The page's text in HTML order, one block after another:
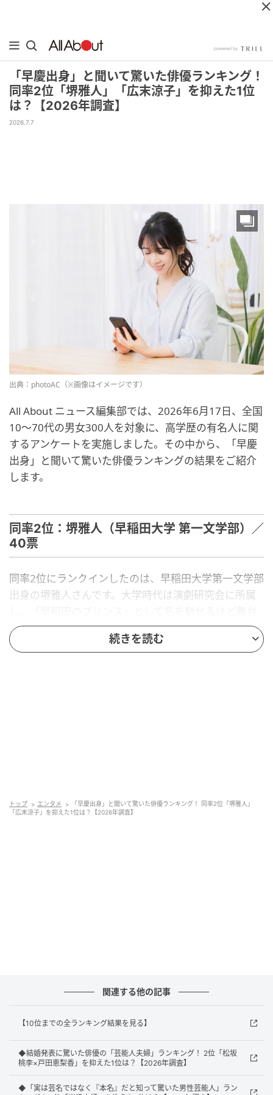
「早慶出身」と聞いて驚いた俳優ランキング！
同率2位「堺雅人」「広末涼子」を抑えた1位
は？【2026年調査】
2026.7.7
出典：photoAC（※画像はイメージです）
All About ニュース編集部では、2026年6月17日、全国
10～70代の男女300人を対象に、高学歴の有名人に関
するアンケートを実施しました。その中から、「早慶
出身」と聞いて驚いた俳優ランキングの結果をご紹介
します。
同率2位：堺雅人（早稲田大学 第一文学部）／
40票
同率2位にランクインしたのは、早稲田大学第一文学部
出身の堺雅人さんです。大学時代は演劇研究会に所属
に熱中していました。豊かな表現力と圧倒的なセリフ
回しで知られ、重厚な歴史物から現代劇まで、数々の
「憑依型の凄まじい演技力で圧倒的な存在感を放つ名
優であり、早稲田大学第一文学部という名門で演劇に
同率2位：広末涼子（早稲田大学 教育学部（中
退））／40票
同じく2位に選ばれたのは、早稲田大学教育学部出身の
広末涼子さんです。一世を風靡したトップアイドル・
俳優としての活動の最中、名門私大へ進学したニュー
続きを読む
トップ エンタメ
「早慶出身」と聞いて驚いた俳優ランキング！ 同率2位「堺雅人」
「広末涼子」を抑えた1位は？【2026年調査】
関連する他の記事
【10位までの全ランキング結果を見る】
◆結婚発表に驚いた俳優の「芸能人夫婦」ランキング！ 2位「松坂
桃李×戸田恵梨香」を抑えた1位は？【2026年調査】
◆「実は芸名ではなく『本名』だと知って驚いた男性芸能人」ラン